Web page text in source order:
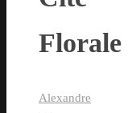
Florale
Alexandre